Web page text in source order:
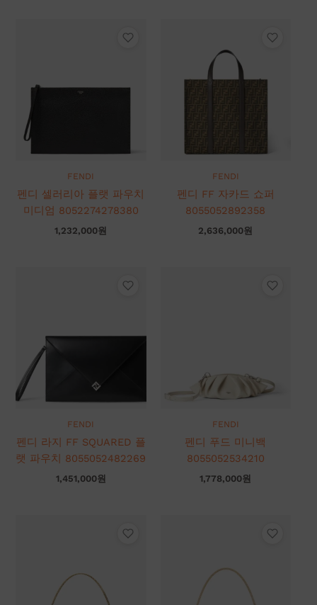
FENDI
펜디 셀러리아 플랫 파우치
미디엄 8052274278380
1,232,000원
FENDI
펜디 FF 자카드 쇼퍼
8055052892358
2,636,000원
FENDI
펜디 라지 FF SQUARED 플
랫 파우치 8055052482269
1,451,000원
FENDI
펜디 푸드 미니백
8055052534210
1,778,000원